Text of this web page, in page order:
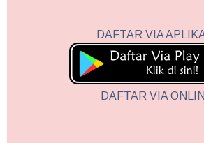
DAFTAR VIA
DAFTAR VIA